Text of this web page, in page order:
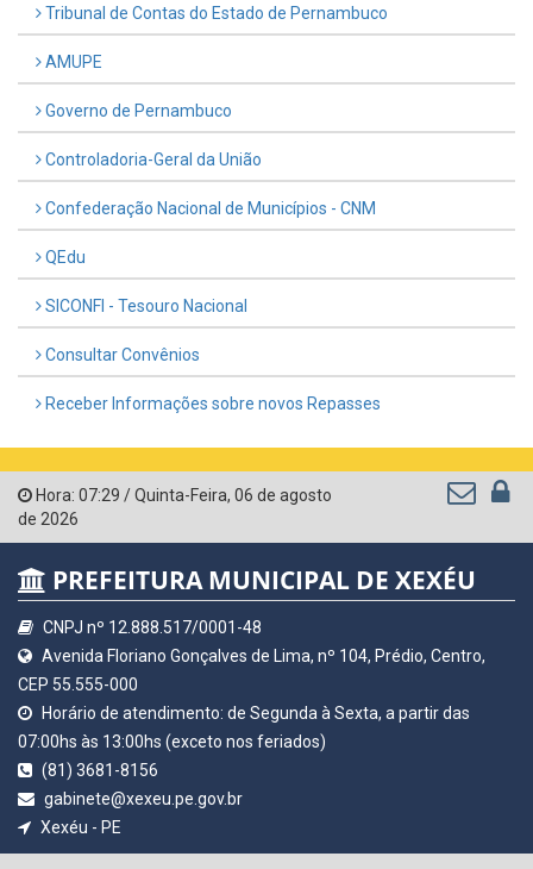
Tribunal de Contas do Estado de Pernambuco
AMUPE
Governo de Pernambuco
Controladoria-Geral da União
Confederação Nacional de Municípios - CNM
QEdu
SICONFI - Tesouro Nacional
Consultar Convênios
Receber Informações sobre novos Repasses
Hora: 07:29 /Quinta-Feira, 06 de agosto
de 2026
PREFEITURA MUNICIPAL DE XEXÉU
CNPJ nº 12.888.517/0001-48
Avenida Floriano Gonçalves de Lima, nº 104, Prédio, Centro,
CEP 55.555-000
Horário de atendimento: de Segunda à Sexta, a partir das
07:00hs às 13:00hs (exceto nos feriados)
(81) 3681-8156
gabinete@xexeu.pe.gov.br
Xexéu - PE